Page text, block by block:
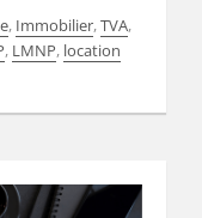
, Immobilier,TVA,
, LMNP, location